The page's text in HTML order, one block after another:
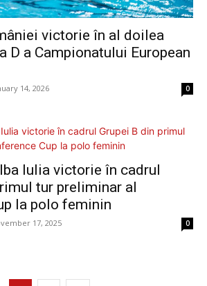
victorie în al doilea
D a Campionatului European
14, 2026 0
Iulia victorie în cadrul
tur preliminar al
la polo feminin
17, 2025 0